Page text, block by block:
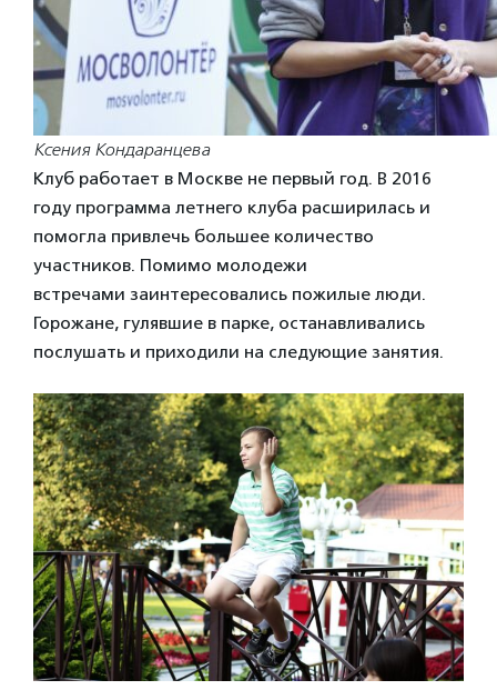
Ксения Кондаранцева
Клуб работает в Москве не первый год. В 2016
году программа летнего клуба расширилась и
помогла привлечь большее количество
участников. Помимо молодежи
встречами заинтересовались пожилые люди.
Горожане, гулявшие в парке, останавливались
послушать и приходили на следующие занятия.